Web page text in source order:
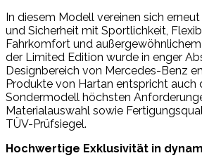
In diesem Modell vereinen sich
und Sicherheit mit Sportlichkeit,
Fahrkomfort und
der Limited Edition wurde in enger
Designbereich von Mercedes-Benz
Produkte von Hartan entspricht auch
Sondermodell höchsten
Materialauswahl sowie
TÜV-Prüfsiegel.
Hochwertige Exklusivität in